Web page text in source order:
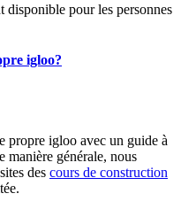
disponible pour les personnes
igloo?
propre igloo avec un guide à
manière générale, nous
des cours de construction